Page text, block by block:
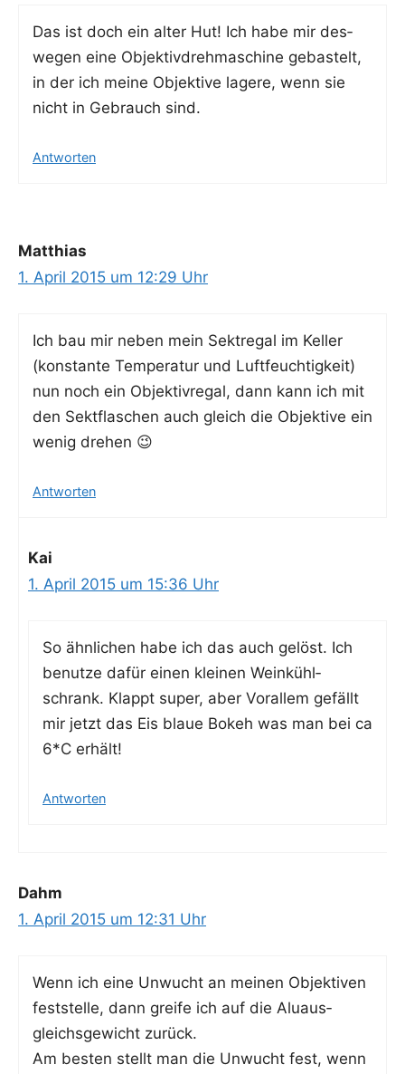
Das ist doch ein alter Hut! Ich habe mir des­
we­gen eine Objek­tiv­dreh­ma­schi­ne gebas­telt,
in der ich mei­ne Objek­ti­ve lage­re, wenn sie
nicht in Gebrauch sind.
Antworten
Matthias
1. April 2015 um 12:29 Uhr
Ich bau mir neben mein Sekt­re­gal im Kel­ler
(kon­stan­te Tem­pe­ra­tur und Luft­feuch­tig­keit)
nun noch ein Objek­tiv­re­gal, dann kann ich mit
den Sekt­fla­schen auch gleich die Objek­ti­ve ein
wenig drehen 😉
Antworten
Kai
1. April 2015 um 15:36 Uhr
So ähn­li­chen habe ich das auch gelöst. Ich
benut­ze dafür einen klei­nen Wein­kühl­
schrank. Klappt super, aber Vor­al­lem gefällt
mir jetzt das Eis blaue Bokeh was man bei ca
6*C erhält!
Antworten
Dahm
1. April 2015 um 12:31 Uhr
Wenn ich eine Unwucht an mei­nen Objek­ti­ven
fest­stel­le, dann grei­fe ich auf die Alu­aus­
gleichs­ge­wicht zurück.
Am bes­ten stellt man die Unwucht fest, wenn